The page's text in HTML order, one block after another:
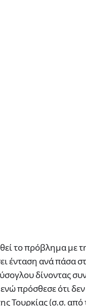
το πρόβλημα με
ένταση ανά πάσα
δίνοντας
πρόσθεσε ότι
Τουρκίας (σ.σ.